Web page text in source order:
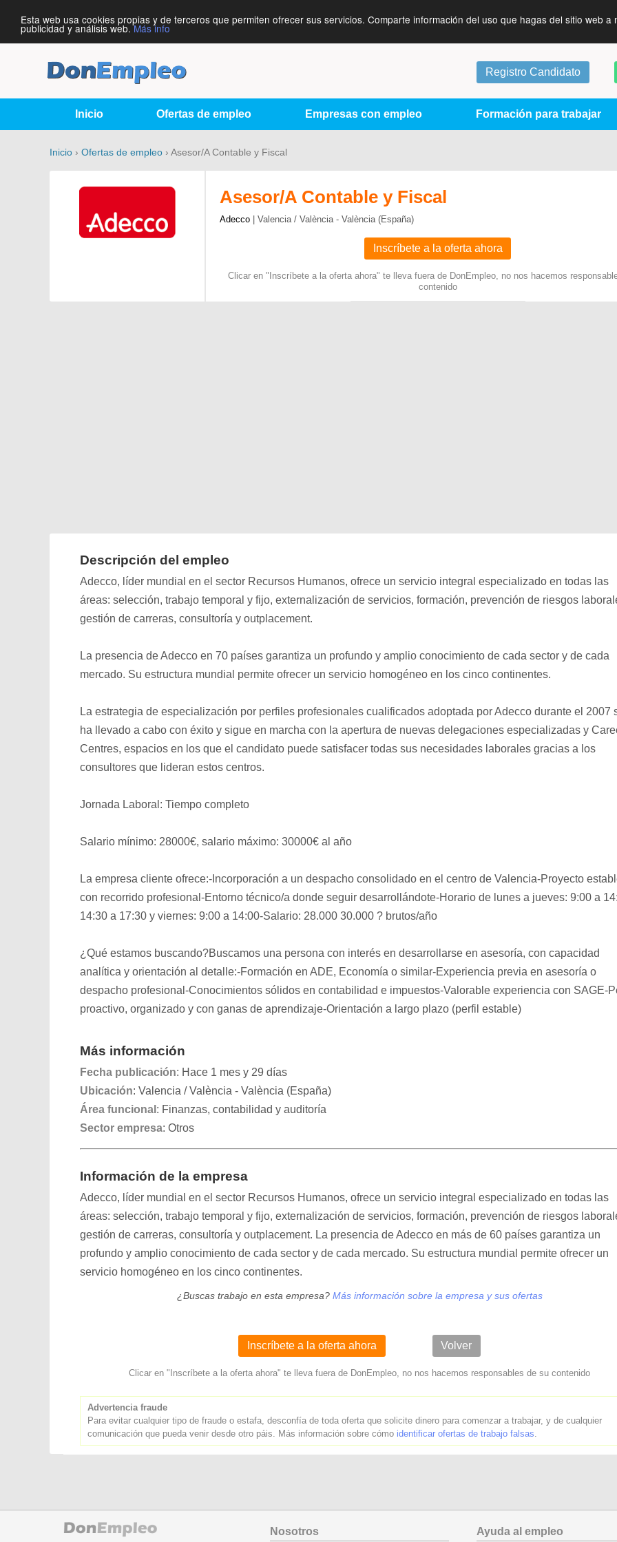
Esta web usa cookies propias y de terceros que permiten ofrecer sus servicios. Comparte información del uso que hagas del sitio web
publicidad y análisis web.Más info
Registro Candidato
Inicio Ofertas de empleo Empresas con empleo Formación para trabajar
Inicio › Ofertas de empleo › Asesor/A Contable y Fiscal
Asesor/A Contable y Fiscal
Adecco | Valencia / València - València (España)
Inscríbete a la oferta ahora
Clicar en "Inscríbete a la oferta ahora" te lleva fuera de DonEmpleo, no nos hacemos
contenido
Descripción del empleo
Adecco, líder mundial en el sector Recursos Humanos, ofrece un servicio integral especializado en todas las
áreas: selección, trabajo temporal y fijo, externalización de servicios, formación, prevención de riesgos
gestión de carreras, consultoría y outplacement.
La presencia de Adecco en 70 países garantiza un profundo y amplio conocimiento de cada sector y de cada
mercado. Su estructura mundial permite ofrecer un servicio homogéneo en los cinco continentes.
La estrategia de especialización por perfiles profesionales cualificados adoptada por Adecco durante el 2007
ha llevado a cabo con éxito y sigue en marcha con la apertura de nuevas delegaciones especializadas y
Centres, espacios en los que el candidato puede satisfacer todas sus necesidades laborales gracias a los
consultores que lideran estos centros.
Jornada Laboral: Tiempo completo
Salario mínimo: 28000€, salario máximo: 30000€ al año
La empresa cliente ofrece:-Incorporación a un despacho consolidado en el centro de Valencia-Proyecto
con recorrido profesional-Entorno técnico/a donde seguir desarrollándote-Horario de lunes a jueves: 9:00 a
14:30 a 17:30 y viernes: 9:00 a 14:00-Salario: 28.000 30.000 ? brutos/año
¿Qué estamos buscando?Buscamos una persona con interés en desarrollarse en asesoría, con capacidad
analítica y orientación al detalle:-Formación en ADE, Economía o similar-Experiencia previa en asesoría o
despacho profesional-Conocimientos sólidos en contabilidad e impuestos-Valorable experiencia con SAGE-
proactivo, organizado y con ganas de aprendizaje-Orientación a largo plazo (perfil estable)
Más información
Fecha publicación: Hace 1 mes y 29 días
Ubicación: Valencia / València - València (España)
Área funcional : Finanzas, contabilidad y auditoría
Sector empresa: Otros
Información de la empresa
Adecco, líder mundial en el sector Recursos Humanos, ofrece un servicio integral especializado en todas las
áreas: selección, trabajo temporal y fijo, externalización de servicios, formación, prevención de riesgos
gestión de carreras, consultoría y outplacement. La presencia de Adecco en más de 60 países garantiza un
profundo y amplio conocimiento de cada sector y de cada mercado. Su estructura mundial permite ofrecer un
servicio homogéneo en los cinco continentes.
¿Buscas trabajo en esta empresa? Más información sobre la empresa y sus ofertas
Inscríbete a la oferta ahora Volver
Clicar en "Inscríbete a la oferta ahora" te lleva fuera de DonEmpleo, no nos hacemos responsables de su contenido
Advertencia fraude
Para evitar cualquier tipo de fraude o estafa, desconfía de toda oferta que solicite dinero para comenzar a trabajar, y de cualquier
comunicación que pueda venir desde otro páis. Más información sobre cómo identificar ofertas de trabajo falsas.
Nosotros Ayuda al empleo